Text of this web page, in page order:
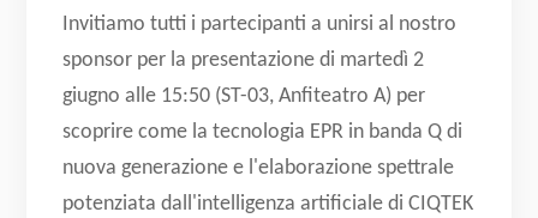
Invitiamo tutti i partecipanti a unirsi al nostro
sponsor per la presentazione di martedì 2
giugno alle 15:50 (ST-03, Anfiteatro A) per
scoprire come la tecnologia EPR in banda Q di
nuova generazione e l'elaborazione spettrale
potenziata dall'intelligenza artificiale di CIQTEK